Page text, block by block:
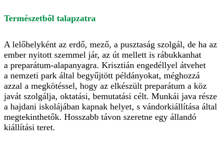
Természetből talapzatra
A lelőhelyként az erdő, mező, a pusztaság szolgál, de ha az
ember nyitott szemmel jár, az út mellett is rábukkanhat
a preparátum-alapanyagra. Krisztián engedéllyel átvehet
a nemzeti park által begyűjtött példányokat, méghozzá
azzal a megkötéssel, hogy az elkészült preparátum a köz
javát szolgálja, oktatási, bemutatási célt. Munkái java része
a hajdani iskolájá­ban kapnak helyet, s vándorkiállítása által
megtekinthetők. Hosszabb távon szeretne egy állandó
kiállítási teret.